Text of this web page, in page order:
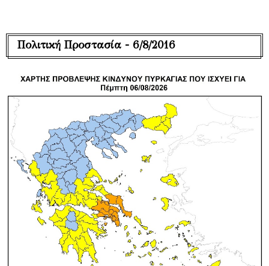
Πολιτική Προστασία - 6/8/2016